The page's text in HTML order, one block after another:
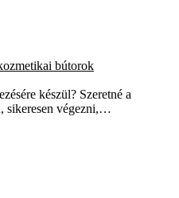
bútorok
készül? Szeretné a
sikeresen végezni,…